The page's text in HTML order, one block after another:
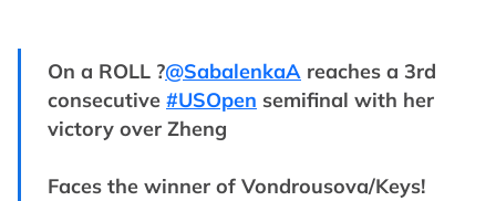
On a ROLL ?@SabalenkaA reaches a 3rd
consecutive #USOpen semifinal with her
victory over Zheng
Faces the winner of Vondrousova/Keys!